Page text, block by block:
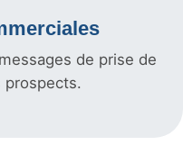
de prise de
prospects.